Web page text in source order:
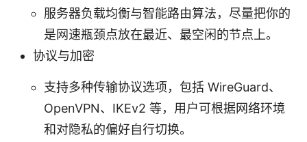
服务器负载均衡与智能路由算法，尽量把你的
是网速瓶颈点放在最近、最空闲的节点上。
协议与加密
支持多种传输协议选项，包括 WireGuard、
OpenVPN、IKEv2 等，用户可根据网络环境
和对隐私的偏好自行切换。